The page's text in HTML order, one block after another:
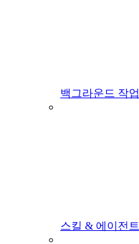
백그라운드 작업
스킬 & 에이전트